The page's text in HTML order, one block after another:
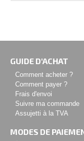
GUIDE D'ACHAT
Comment acheter ?
Comment payer ?
Frais d'envoi
Suivre ma commande
Assujetti à la TVA
MODES DE